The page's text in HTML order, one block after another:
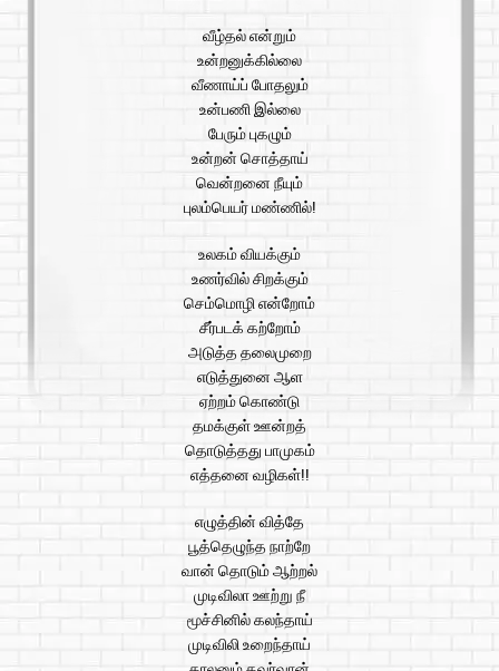
வீழ்தல் என்றும்
உன்றனுக்கில்லை
வீணாய்ப் போதலும்
உன்பணி இல்லை
பேரும் புகழும்
உன்றன் சொத்தாய்
வென்றனை நீயும்
புலம்பெயர் மண்ணில்!
உலகம் வியக்கும்
உணர்வில் சிறக்கும்
செம்மொழி என்றோம்
சீர்படக் கற்றோம்
அடுத்த தலைமுறை
எடுத்துனை ஆள
ஏற்றம் கொண்டு
தமக்குள் ஊன்றத்
தொடுத்தது பாமுகம்
எத்தனை வழிகள்!!
எழுத்தின் வித்தே
பூத்தெழுந்த நாற்றே
வான் தொடும் ஆற்றல்
முடிவிலா ஊற்று நீ
மூச்சினில் கலந்தாய்
முடிவிலி உறைந்தாய்